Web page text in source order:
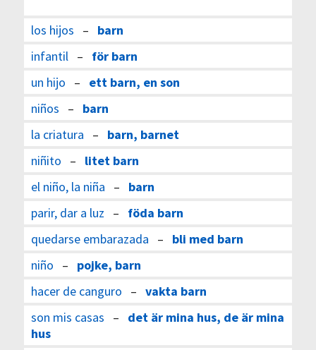
los hijos – barn
infantil – för barn
un hijo – ett barn, en son
niños – barn
la criatura – barn, barnet
niñito – litet barn
el niño, la niña – barn
parir, dar a luz – föda barn
quedarse embarazada – bli med barn
niño – pojke, barn
hacer de canguro – vakta barn
son mis casas – det är mina hus, de är mina
hus